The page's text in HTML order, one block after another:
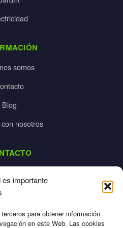
es importante
para obtener información
en este Web. Las cookies
somos
Blog
nosotros
925 532 213